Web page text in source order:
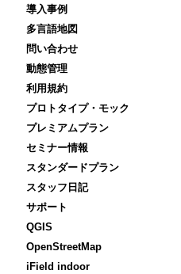
導入事例
多言語地図
問い合わせ
動態管理
利用規約
プロトタイプ・モック
プレミアムプラン
セミナー情報
スタンダードプラン
スタッフ日記
サポート
QGIS
OpenStreetMap
iField indoor